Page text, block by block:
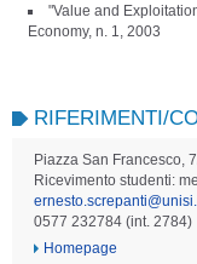
"Value and
Economy, n. 1, 2003
RIFERIMENTI/
Piazza San Francesco,
Ricevimento studenti:
0577 232784 (int. 2784)
Homepage